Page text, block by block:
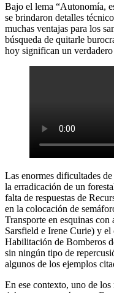
Bajo el lema “Autonomía,
se brindaron detalles
muchas ventajas para los
búsqueda de quitarle
hoy significan un
Las enormes dificultades
la erradicación de un
falta de respuestas de
en la colocación de
Transporte en esquinas
Sarsfield e Irene Curie) y
Habilitación de Bomberos
sin ningún tipo de
algunos de los ejemplos
En ese contexto, uno de los